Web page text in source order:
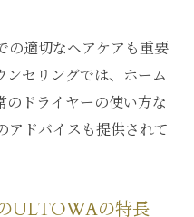
の適切なヘアケアも重要
ンセリングでは、ホーム
のドライヤーの使い方な
アドバイスも提供されて
ULTOWAの特長